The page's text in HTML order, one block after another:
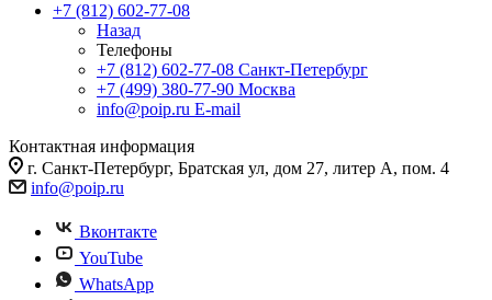
+7 (812) 602-77-08
Назад
Телефоны
+7 (812) 602-77-08 Санкт-Петербург
+7 (499) 380-77-90 Москва
info@poip.ru E-mail
Контактная информация
г. Санкт-Петербург, Братская ул, дом 27, литер А, пом. 4
info@poip.ru
Вконтакте
YouTube
WhatsApp